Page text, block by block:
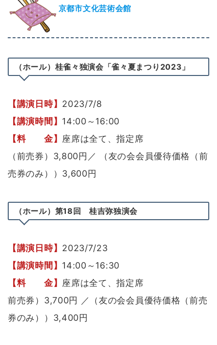
京都市文化芸術会館
（ホール）桂雀々独演会「雀々夏まつり2023」
【講演日時】 2023/7/8
【講演時間】 14:00～16:00
【料 金】 座席は全て、指定席
（前売券）3,800円／ （友の会会員優待価格（前
売券のみ））3,600円
（ホール）第18回 桂吉弥独演会
【講演日時】 2023/7/23
【講演時間】 14:00～16:30
【料 金】 座席は全て、指定席
前売券）3,700円 ／（友の会会員優待価格（前売
券のみ））3,400円